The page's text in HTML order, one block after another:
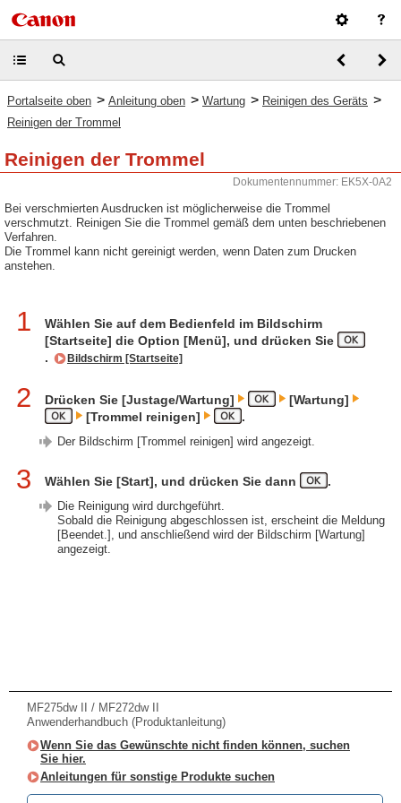
Portalseite oben > Anleitung oben > Wartung > Reinigen des Geräts >
Reinigen der Trommel
Reinigen der Trommel
Dokumentennummer: EK5X-0A2
Bei verschmierten Ausdrucken ist möglicherweise die Trommel
verschmutzt. Reinigen Sie die Trommel gemäß dem unten beschriebenen
Verfahren.
Die Trommel kann nicht gereinigt werden, wenn Daten zum Drucken
anstehen.
1
Wählen Sie auf dem Bedienfeld im Bildschirm
[Startseite] die Option [Menü], und drücken Sie
.
Bildschirm [Startseite]
2 Drücken Sie [Justage/Wartung]
[Wartung]
[Trommel reinigen]
.
Der Bildschirm [Trommel reinigen] wird angezeigt.
3 Wählen Sie [Start], und drücken Sie dann .
Die Reinigung wird durchgeführt.
Sobald die Reinigung abgeschlossen ist, erscheint die Meldung
[Beendet.], und anschließend wird der Bildschirm [Wartung]
angezeigt.
MF275dw II / MF272dw II
Anwenderhandbuch (Produktanleitung)
Wenn Sie das Gewünschte nicht finden können, suchen
Sie hier.
Anleitungen für sonstige Produkte suchen